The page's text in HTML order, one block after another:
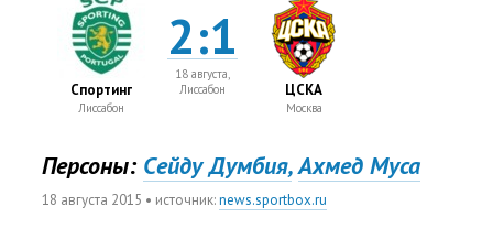
Спортинг
Лиссабон
2:1
18 августа,
Лиссабон
ЦСКА
Москва
Персоны: Cейду Думбия, Ахмед Муса
18 августа 2015 • источник:news.sportbox.ru